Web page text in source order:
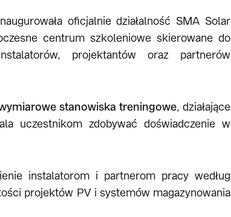
oficjalnie działalność SMA Solar
centrum szkoleniowe skierowane do
projektantów oraz partnerów
stanowiska treningowe, działające
uczestnikom zdobywać doświadczenie w
instalatorom i partnerom pracy według
projektów PV i systemów magazynowania